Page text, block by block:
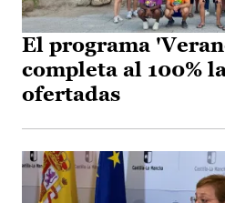
El programa
completa al 100%
ofertadas